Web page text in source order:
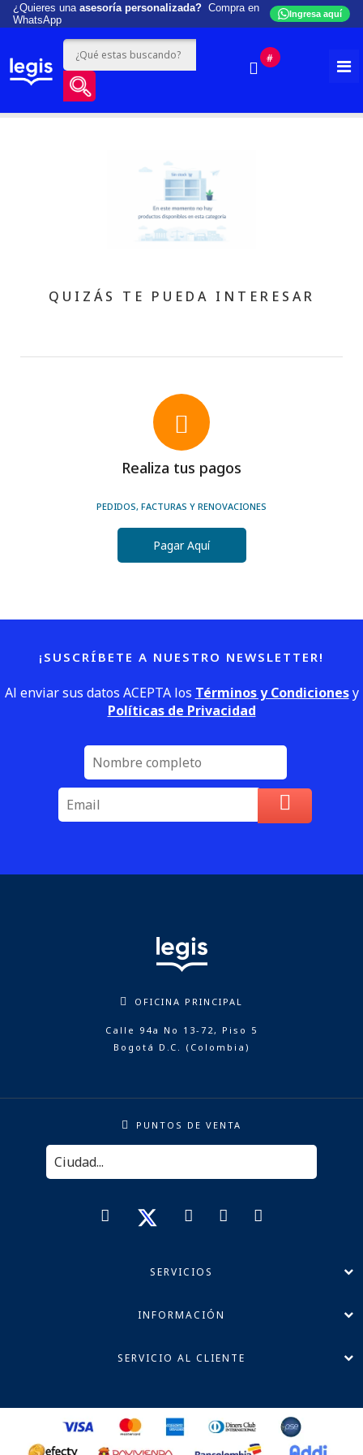
¿Quieres una asesoría personalizada? Compra en
WhatsApp
Ingresa aquí
#
QUIZÁS TE PUEDA INTERESAR
Realiza tus pagos
PEDIDOS, FACTURAS Y RENOVACIONES
Pagar Aquí
¡SUSCRÍBETE A NUESTRO NEWSLETTER!
Al enviar sus datos ACEPTA los Términos y Condicionesy
Políticas de Privacidad
OFICINA PRINCIPAL
Calle 94a No 13-72, Piso 5
Bogotá D.C. (Colombia)
PUNTOS DE VENTA
SERVICIOS
INFORMACIÓN
SERVICIO AL CLIENTE